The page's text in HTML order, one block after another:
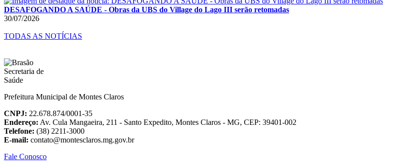
DESAFOGANDO A SAÚDE - Obras da UBS do Village do Lago III serão retomadas
30/07/2026
TODAS AS NOTÍCIAS
Prefeitura Municipal de Montes Claros
CNPJ: 22.678.874/0001-35
Endereço: Av. Cula Mangaeira, 211 - Santo Expedito, Montes Claros - MG, CEP: 39401-002
Telefone: (38) 2211-3000
E-mail: contato@montesclaros.mg.gov.br
Fale Conosco